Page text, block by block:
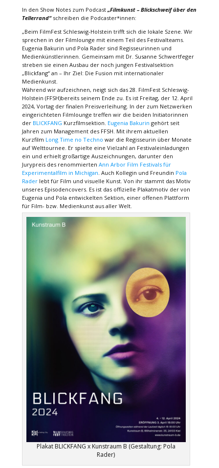
In den Show Notes zum Podcast „Filmkunst – Blickschweif über den
Tellerrand“schreiben die Podcaster*innen:
„Beim FilmFest Schleswig-Holstein trifft sich die lokale Szene. Wir
sprechen in der Filmlounge mit einem Teil des Festivalteams.
Eugenia Bakurin und Pola Rader sind Regisseurinnen und
Medienkünstlerinnen. Gemeinsam mit Dr. Susanne Schwertfeger
streben sie einen Ausbau der noch jungen Festivalsektion
„Blickfang“ an – Ihr Ziel: Die Fusion mit internationaler
Medienkunst.
Während wir aufzeichnen, neigt sich das 28. FilmFest Schleswig-
Holstein (FFSH)bereits seinem Ende zu. Es ist Freitag, der 12. April
2024, Vortag der finalen Preisverleihung. In der zum Netzwerken
eingerichteten Filmlounge treffen wir die beiden Initiatorinnen
der BLICKFANG Kurzfilmsektion. Eugenia Bakurin gehört seit
Jahren zum Management des FFSH. Mit ihrem aktuellen
Kurzfilm Long Time no Techno war die Regisseurin über Monate
auf Welttournee. Er spielte eine Vielzahl an Festivaleinladungen
ein und erhielt großartige Auszeichnungen, darunter den
Jurypreis des renommierten Ann Arbor Film Festivals für
Experimentalfilm in Michigan . Auch Kollegin und Freundin Pola
Rader lebt für Film und visuelle Kunst. Von ihr stammt das Motiv
unseres Episodencovers. Es ist das offizielle Plakatmotiv der von
Eugenia und Pola entwickelten Sektion, einer offenen Plattform
für Film- bzw. Medienkunst aus aller Welt.
Plakat BLICKFANG x Kunstraum B (Gestaltung: Pola
Rader)